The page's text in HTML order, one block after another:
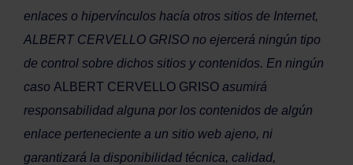
enlaces o hipervínculos hacía otros sitios de Internet,
ALBERT CERVELLO GRISO no ejercerá ningún tipo
de control sobre dichos sitios y contenidos. En ningún
caso ALBERT CERVELLO GRISO asumirá
responsabilidad alguna por los contenidos de algún
enlace perteneciente a un sitio web ajeno, ni
garantizará la disponibilidad técnica, calidad,